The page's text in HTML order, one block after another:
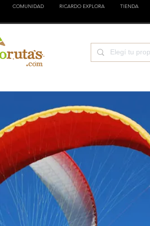
COMUNIDAD RICARDO EXPLORA TIENDA